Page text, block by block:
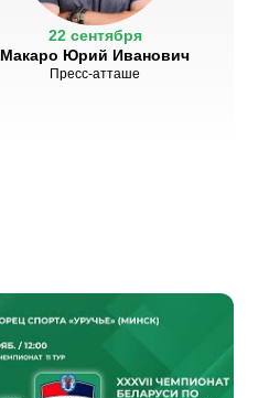
22 сентября
Макаро Юрий Иванович
Пресс-атташе